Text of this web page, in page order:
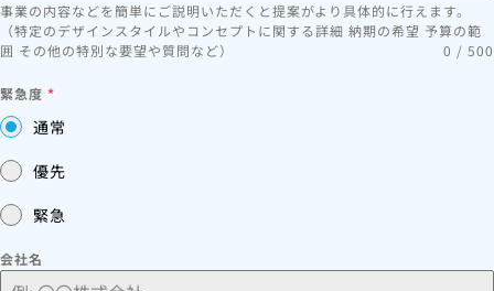
事業の内容などを簡単にご説明いただくと提案がより具体的に行えます。
（特定のデザインスタイルやコンセプトに関する詳細 納期の希望 予算の範
囲 その他の特別な要望や質問など）
0 / 500
緊急度 *
通常
優先
緊急
会社名